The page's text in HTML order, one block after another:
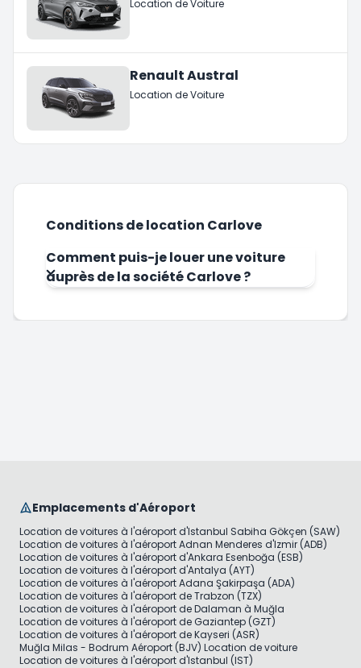
Location de Voiture
Renault Austral
Location de Voiture
Conditions de location Carlove
Comment puis-je louer une voiture
auprès de la société Carlove ?
Emplacements d'Aéroport
Location de voitures à l'aéroport d'Istanbul Sabiha Gökçen (SAW)
Location de voitures à l'aéroport Adnan Menderes d'Izmir (ADB)
Location de voitures à l'aéroport d'Ankara Esenboğa (ESB)
Location de voitures à l'aéroport d'Antalya (AYT)
Location de voitures à l'aéroport Adana Şakirpaşa (ADA)
Location de voitures à l'aéroport de Trabzon (TZX)
Location de voitures à l'aéroport de Dalaman à Muğla
Location de voitures à l'aéroport de Gaziantep (GZT)
Location de voitures à l'aéroport de Kayseri (ASR)
Muğla Milas - Bodrum Aéroport (BJV) Location de voiture
Location de voitures à l'aéroport d'Istanbul (IST)